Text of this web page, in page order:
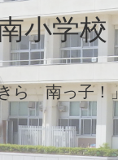
小学校
ら 南っ子！」